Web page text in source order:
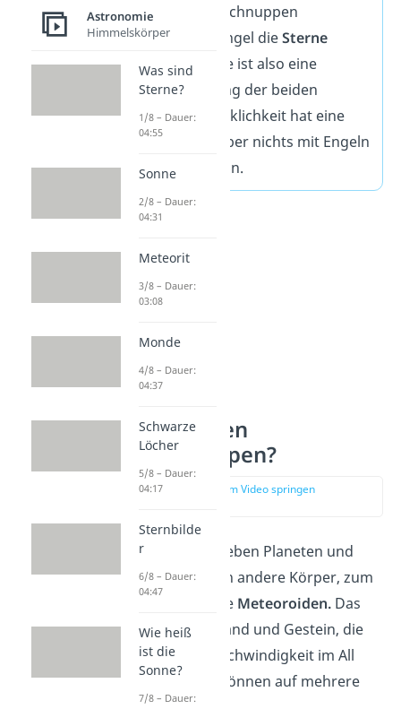
auch, dass Sternschnuppen
entstehen, weil Engel dieSterne
putzen. Der Name ist also eine
Zusammensetzung der beiden
Ausdrücke. In Wirklichkeit hat eine
Sternschnuppe aber nichts mit Engeln
oder Kerzen zu tun.
Wie entstehen
Sternschnuppen?
zur Stelle im Video springen
Im Weltall gibt es neben Planeten und
unserer Sonne auch andere Körper, zum
Beispiel sogenannte Meteoroiden. Das
sind Teilchen aus Sand und Gestein, die
mit sehr hoher Geschwindigkeit im All
umherfliegen. Sie können auf mehrere
Astronomie
Himmelskörper
Was sind
Sterne?
1/8 – Dauer:
04:55
Sonne
2/8 – Dauer:
04:31
Meteorit
3/8 – Dauer:
03:08
Monde
4/8 – Dauer:
04:37
Schwarze
Löcher
5/8 – Dauer:
04:17
Sternbilde
r
6/8 – Dauer:
04:47
Wie heiß
ist die
Sonne?
7/8 – Dauer: